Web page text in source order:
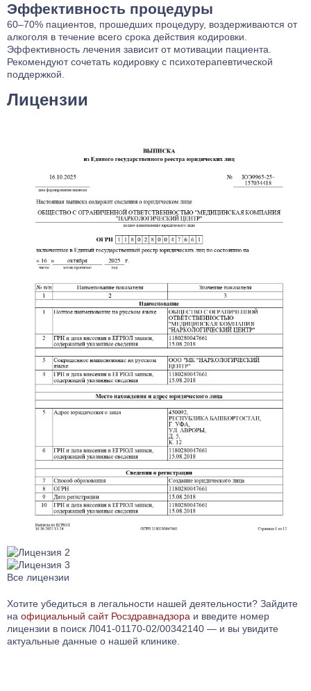
Эффективность процедуры
60–70% пациентов, прошедших процедуру, воздерживаются от
алкоголя в течение всего срока действия кодировки.
Эффективность лечения зависит от мотивации пациента.
Рекомендуют сочетать кодировку с психотерапевтической
поддержкой.
Лицензии
Все лицензии
Хотите убедиться в легальности нашей деятельности? Зайдите
на официальный сайт Росздравнадзора и введите номер
лицензии в поиск Л041-01170-02/00342140 — и вы увидите
актуальные данные о нашей клинике.